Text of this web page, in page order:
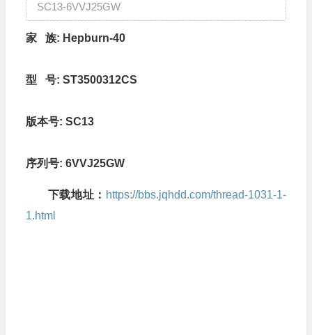
SC13-6VVJ25GW
家 族: Hepburn-40
型 号: ST3500312CS
版本号: SC13
序列号: 6VVJ25GW
下载地址： https://bbs.jqhdd.com/thread-1031-1-
1.html